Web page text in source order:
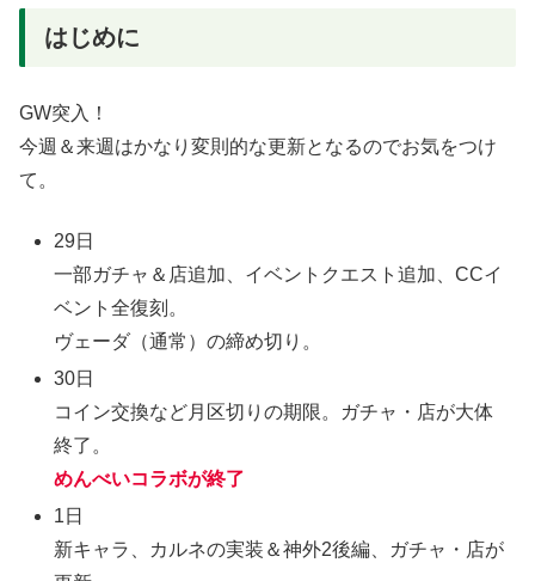
はじめに
GW突入！
今週＆来週はかなり変則的な更新となるのでお気をつけ
て。
29日
一部ガチャ＆店追加、イベントクエスト追加、CCイ
ベント全復刻。
ヴェーダ（通常）の締め切り。
30日
コイン交換など月区切りの期限。ガチャ・店が大体
終了。
めんべいコラボが終了
1日
新キャラ、カルネの実装＆神外2後編、ガチャ・店が